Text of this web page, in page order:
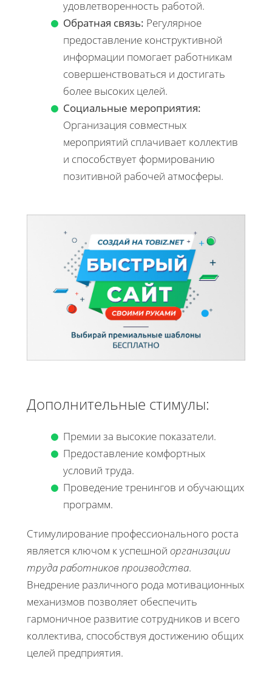
удовлетворенность работой.
Обратная связь: Регулярное
предоставление конструктивной
информации помогает работникам
совершенствоваться и достигать
более высоких целей.
Социальные мероприятия:
Организация совместных
мероприятий сплачивает коллектив
и способствует формированию
позитивной рабочей атмосферы.
Дополнительные стимулы:
Премии за высокие показатели.
Предоставление комфортных
условий труда.
Проведение тренингов и обучающих
программ.
Стимулирование профессионального роста
является ключом к успешной организации
труда работников производства.
Внедрение различного рода мотивационных
механизмов позволяет обеспечить
гармоничное развитие сотрудников и всего
коллектива, способствуя достижению общих
целей предприятия.